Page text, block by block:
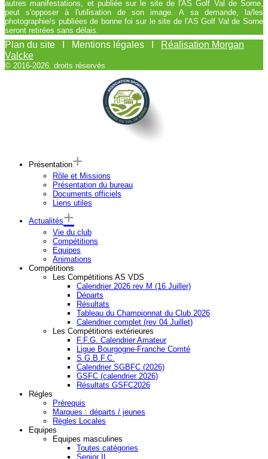
autres manifestations, et publiée sur le site de l'AS Golf Val de Sorne,
peut s'opposer à l'utilisation de son image. A sa demande, la/les
photographie/s publiées de bonne foi sur le site de l'AS Golf Val de Sorne
seront retirées sans délais.
Plan du site I Mentions légales I
Réalisation Morgan
Valcke
© 2016-2026. droits réservés
Présentation
Rôle et Missions
Présentation du bureau
Documents officiels
Liens utiles
Actualités
Vie du club
Compétitions
Equipes
Animations
Compétitions
Les Compétitions AS VDS
Calendrier 2026 rev M (16 Juiller)
Départs
Résultats
Tableau du Championnat du Club 2026
Calendrier complet (rev 04 Juillet)
Les Compétitions extérieures
F.F.G. Calendrier Amateur
Ligue Bourgogne-Franche Comté
S.G.B.F.C.
Calendrier SGBFC (2026)
GSFC (calendrier 2026)
Résultats GSFC2026
Régles
Prérequis
Marques : départs / jeunes
Règles Locales
Equipes
Equipes masculines
Toutes catégories
Senior II